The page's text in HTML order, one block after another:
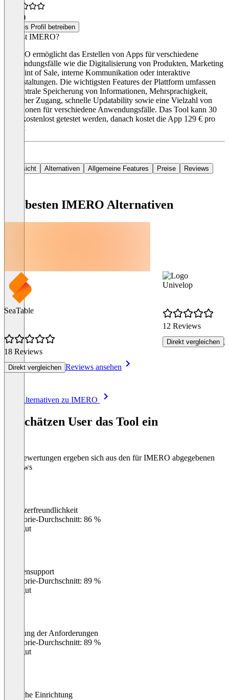
(1)
Dieses Profil betreiben
Was ist IMERO?
IMERO ermöglicht das Erstellen von Apps für verschiedene
Anwendungsfälle wie die Digitalisierung von Produkten, Marketing
am Point of Sale, interne Kommunikation oder interaktive
Veranstaltungen. Die wichtigsten Features der Plattform umfassen
die zentrale Speicherung von Informationen, Mehrsprachigkeit,
einfacher Zugang, schnelle Updatability sowie eine Vielzahl von
Funktionen für verschiedene Anwendungsfälle. Das Tool kann 30
Tage kostenlost getestet werden, danach kostet die App 129 € pro
Monat.
Übersicht Alternativen Allgemeine Features Preise Reviews
Die besten IMERO Alternativen
SeaTable
18 Reviews
Direkt vergleichen Reviews ansehen
Univelop
12 Reviews
Direkt vergleichen
Alle Alternativen zu IMERO
So schätzen User das Tool ein
Die Bewertungen ergeben sich aus den für IMERO abgegebenen
Reviews
Benutzerfreundlichkeit
Kategorie-Durchschnitt: 86 %
Sehr gut
Kundensupport
Kategorie-Durchschnitt: 89 %
Sehr gut
Erfüllung der Anforderungen
Kategorie-Durchschnitt: 89 %
Sehr gut
Einfache Einrichtung